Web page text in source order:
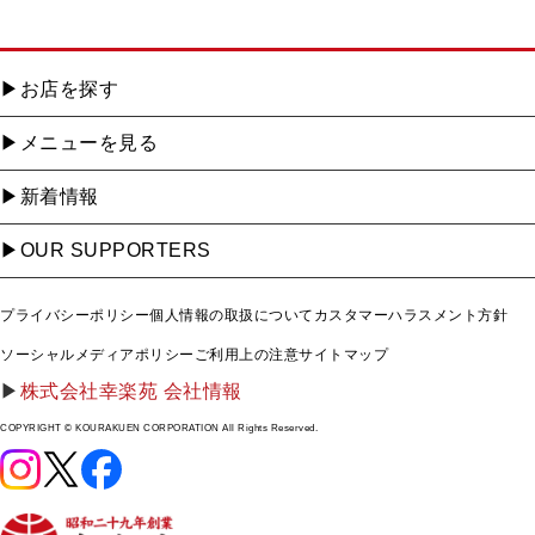
お店を探す
メニューを見る
新着情報
OUR SUPPORTERS
プライバシーポリシー個人情報の取扱について カスタマーハラスメント方針
ソーシャルメディアポリシー ご利用上の注意サイトマップ
株式会社幸楽苑 会社情報
COPYRIGHT © KOURAKUEN CORPORATION All Rights Reserved.